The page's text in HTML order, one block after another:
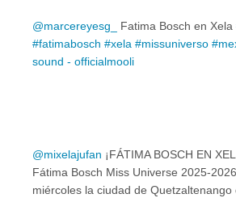
@marcereyesg_ Fatima Bosch en Xela
#fatimabosch #xela #missuniverso
sound - officialmooli
@mixelajufan ¡FÁTIMA BOSCH EN
Fátima Bosch Miss Universe 2025-
miércoles la ciudad de Quetzaltenango